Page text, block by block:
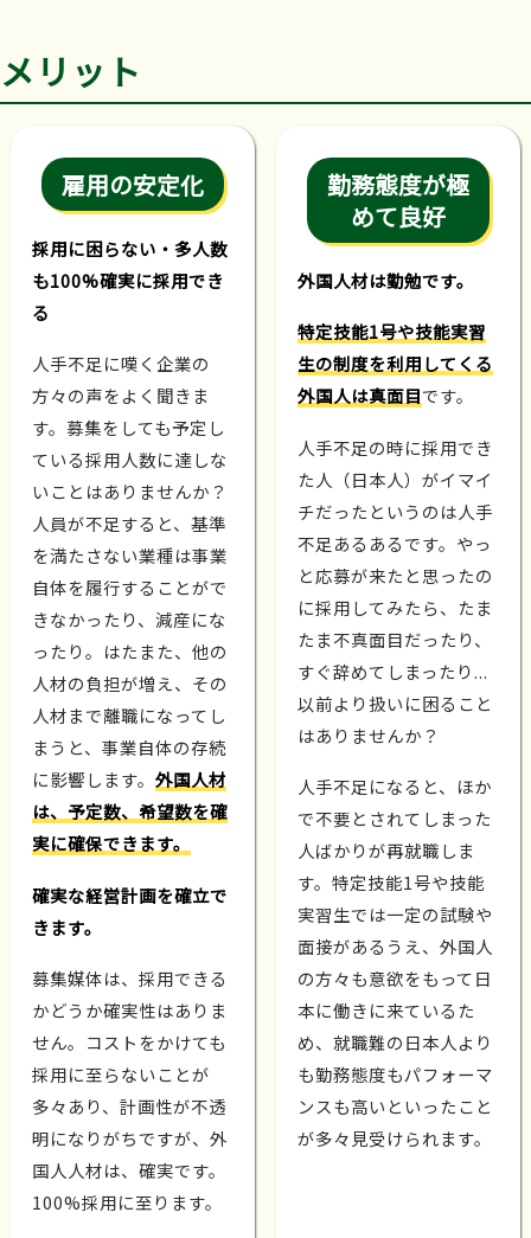
メリット
雇用の安定化
採用に困らない・多人数
も100%確実に採用でき
る
人手不足に嘆く企業の
方々の声をよく聞きま
す。募集をしても予定し
ている採用人数に達しな
いことはありませんか？
人員が不足すると、基準
を満たさない業種は事業
自体を履行することがで
きなかったり、減産にな
ったり。はたまた、他の
人材の負担が増え、その
人材まで離職になってし
まうと、事業自体の存続
に影響します。 外国人材
は、予定数、希望数を確
実に確保できます。
確実な経営計画を確立で
きます。
募集媒体は、採用できる
かどうか確実性はありま
せん。コストをかけても
採用に至らないことが
多々あり、計画性が不透
明になりがちですが、外
国人人材は、確実です。
100%採用に至ります。
勤務態度が極
めて良好
外国人材は勤勉です。
特定技能1号や技能実習
生の制度を利用してくる
外国人は真面目です。
人手不足の時に採用でき
た人（日本人）がイマイ
チだったというのは人手
不足あるあるです。やっ
と応募が来たと思ったの
に採用してみたら、たま
たま不真面目だったり、
すぐ辞めてしまったり...
以前より扱いに困ること
はありませんか？
人手不足になると、ほか
で不要とされてしまった
人ばかりが再就職しま
す。特定技能1号や技能
実習生では一定の試験や
面接があるうえ、外国人
の方々も意欲をもって日
本に働きに来ているた
め、就職難の日本人より
も勤務態度もパフォーマ
ンスも高いといったこと
が多々見受けられます。